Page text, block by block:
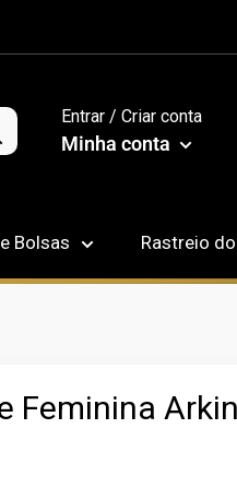
Entrar / Criar conta
Minha conta
Bolsas Rastreio
Feminina